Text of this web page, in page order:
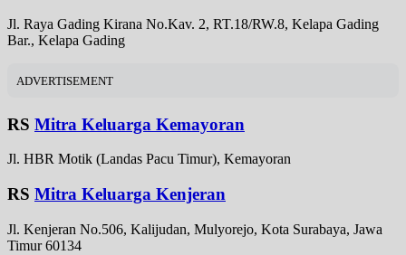
Jl. Raya Gading Kirana No.Kav. 2, RT.18/RW.8, Kelapa Gading
Bar., Kelapa Gading
ADVERTISEMENT
RS Mitra Keluarga Kemayoran
Jl. HBR Motik (Landas Pacu Timur), Kemayoran
RS Mitra Keluarga Kenjeran
Jl. Kenjeran No.506, Kalijudan, Mulyorejo, Kota Surabaya, Jawa
Timur 60134